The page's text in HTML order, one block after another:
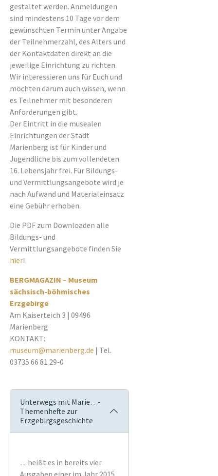
gestaltet werden. Anmeldungen
sind mindestens 10 Tage vor dem
gewünschten Termin unter Angabe
der Teilnehmerzahl, des Alters und
der Kontaktdaten direkt an die
jeweilige Einrichtung zu richten.
Wir interessieren uns für Euch und
möchten darum auch wissen, wenn
es Teilnehmer mit besonderen
Anforderungen gibt.
Der Eintritt in die musealen
Einrichtungen der Stadt
Marienberg ist für Kinder und
Jugendliche bis zum vollendeten
16. Lebensjahr frei. Für Bildungs-
und Vermittlungsangebote wird je
nach Aufwand und Materialeinsatz
eine Gebühr erhoben.
Die PDF zum Downloaden alle
Bildungs- und
Vermittlungsangebote finden Sie
hier!
BERGMAGAZIN – Museum
sächsisch-böhmisches
Erzgebirge
Am Kaiserteich 3 | 09496
Marienberg
KONTAKT:
museum@marienberg.de | Tel.
03735 66 81 29-0
Unterwegs mit Marie…-
Themenhefte zur
Erzgebirgsgeschichte
…heißt es in bereits vier
Ausgaben einer im Jahr 2015